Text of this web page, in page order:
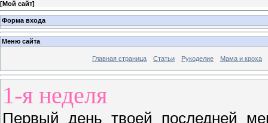
[Мой сайт]
Форма входа
Меню сайта
Главная страница Статьи Рукоделие Мама и кроха
1-я неделя
Первый день твоей последней